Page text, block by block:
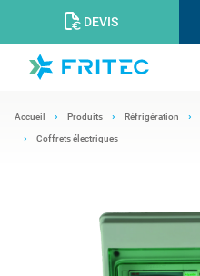
DEVIS
Accueil Produits Réfrigération
Coffrets électriques